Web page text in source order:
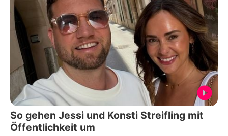
So gehen Jessi und Konsti Streifling mit
Öffentlichkeit um